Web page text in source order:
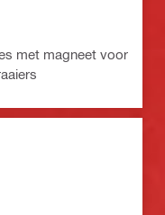
met magneet voor